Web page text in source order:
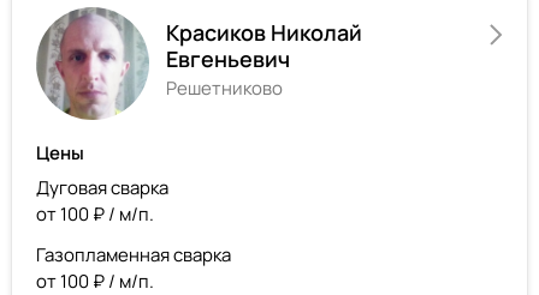
Красиков Николай
Евгеньевич
Решетниково
Цены
Дуговая сварка
от 100 ₽ / м/п.
Газопламенная сварка
от 100 ₽ / м/п.